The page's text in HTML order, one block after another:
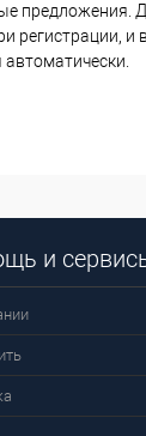
предложения.
регистрации, и
автоматически.
и